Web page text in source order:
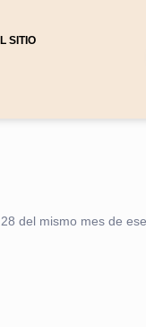
SITIO
del mismo mes de